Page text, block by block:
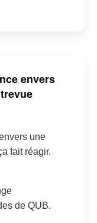
envers
une
fait réagir.
de QUB.